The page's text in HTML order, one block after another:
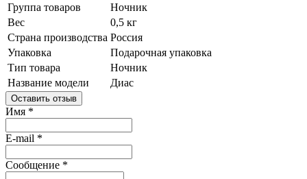
Группа товаров
Ночник
Вес
0,5 кг
Страна производства Россия
Упаковка
Подарочная упаковка
Тип товара
Ночник
Название модели
Диас
Оставить отзыв
Имя *
E-mail *
Сообщение *